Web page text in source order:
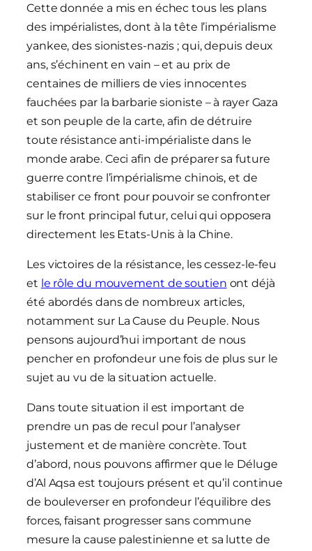
Cette donnée a mis en échec tous les plans
des impérialistes, dont à la tête l’impérialisme
yankee, des sionistes-nazis ; qui, depuis deux
ans, s’échinent en vain – et au prix de
centaines de milliers de vies innocentes
fauchées par la barbarie sioniste – à rayer Gaza
et son peuple de la carte, afin de détruire
toute résistance anti-impérialiste dans le
monde arabe. Ceci afin de préparer sa future
guerre contre l’impérialisme chinois, et de
stabiliser ce front pour pouvoir se confronter
sur le front principal futur, celui qui opposera
directement les Etats-Unis à la Chine.
Les victoires de la résistance, les cessez-le-feu
et le rôle du mouvement de soutien ont déjà
été abordés dans de nombreux articles,
notamment sur La Cause du Peuple. Nous
pensons aujourd’hui important de nous
pencher en profondeur une fois de plus sur le
sujet au vu de la situation actuelle.
Dans toute situation il est important de
prendre un pas de recul pour l’analyser
justement et de manière concrète. Tout
d’abord, nous pouvons affirmer que le Déluge
d’Al Aqsa est toujours présent et qu’il continue
de bouleverser en profondeur l’équilibre des
forces, faisant progresser sans commune
mesure la cause palestinienne et sa lutte de